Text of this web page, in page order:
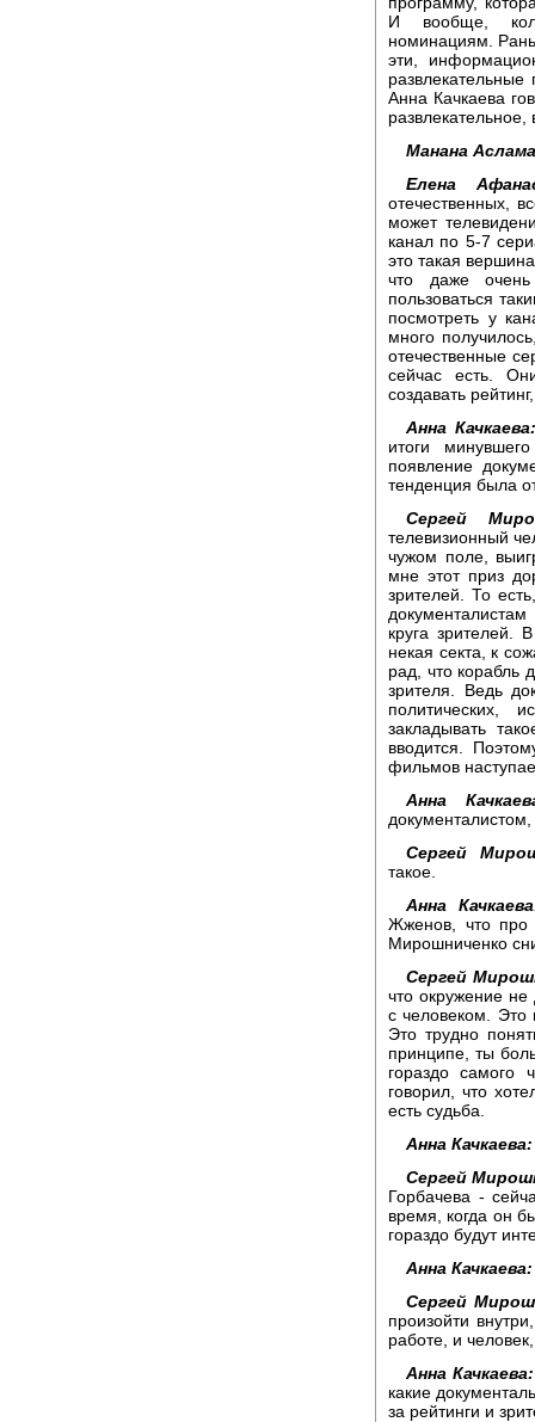
И вообще,
номинациям.
эти,
Анна Качкаева
развлекательное,
Манана
Елена
отечественных,
может
канал по 5-7
это такая
что даже
пользоваться
посмотреть у
много
отечественные
сейчас есть.
создавать
Анна Качкаева:
итоги
появление
тенденция была
Сергей
телевизионный
чужом поле,
мне этот приз
зрителей. То
круга зрителей.
некая секта, к
рад, что корабль
зрителя. Ведь
политических,
закладывать
вводится.
фильмов
Анна
документалистом,
Сергей
такое.
Анна
Жженов, что про
Мирошниченко
Сергей
что окружение
с человеком. Это
Это трудно
принципе, ты
гораздо
говорил, что
есть судьба.
Анна Качкаева:
Сергей
Горбачева -
время, когда он
гораздо будут
Анна Качкаева:
Сергей
произойти
работе, и
Анна Качкаева:
какие
за рейтинги и